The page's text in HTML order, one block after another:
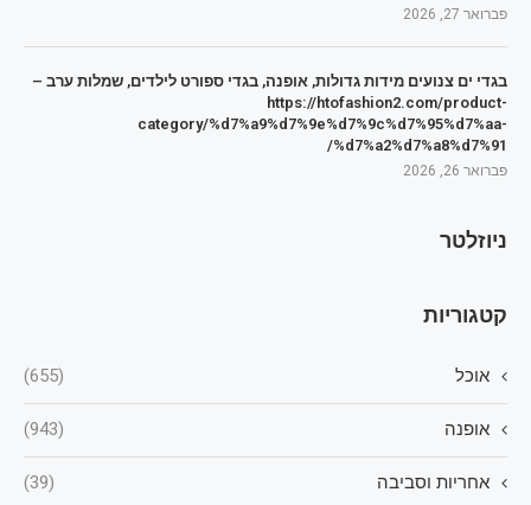
פברואר 27, 2026
בגדי ים צנועים מידות גדולות, אופנה, בגדי ספורט לילדים, שמלות ערב –
https://htofashion2.com/product-
category/%d7%a9%d7%9e%d7%9c%d7%95%d7%aa-
%d7%a2%d7%a8%d7%91/
פברואר 26, 2026
ניוזלטר
קטגוריות
אוכל (655)
אופנה (943)
אחריות וסביבה (39)